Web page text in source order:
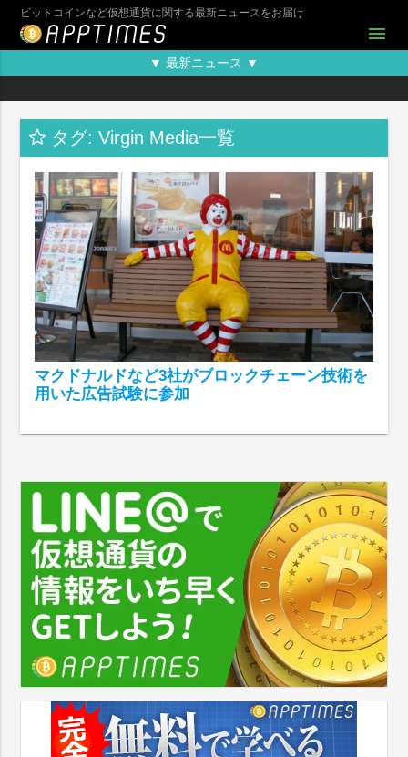
ビットコインなど仮想通貨に関する最新ニュースをお届け
menu
▼ 最新ニュース ▼
タグ: Virgin Media一覧
マクドナルドなど3社がブロックチェーン技術を
用いた広告試験に参加